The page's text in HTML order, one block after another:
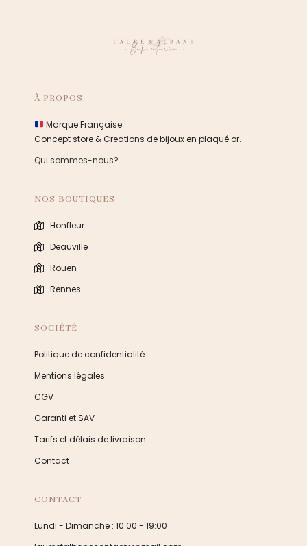
À PROPOS
Marque Française
Concept store & Creations de bijoux en plaqué or.
Qui sommes-nous?
NOS BOUTIQUES
Honfleur
Deauville
Rouen
Rennes
SOCIÉTÉ
Politique de confidentialité
Mentions légales
CGV
Garanti et SAV
Tarifs et délais de livraison
Contact
CONTACT
Lundi - Dimanche : 10:00 - 19:00